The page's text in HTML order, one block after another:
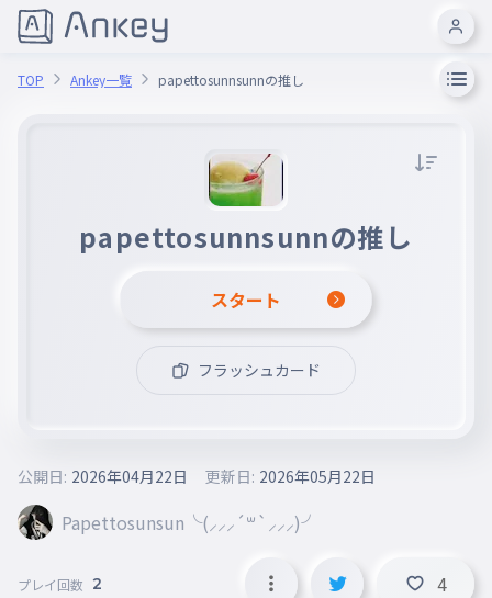
TOP Ankey一覧 papettosunnsunnの推し
papettosunnsunnの推し
スタート
フラッシュカード
Papettosunsun╰(⸝⸝⸝´꒳`⸝⸝⸝)╯
公開日: 2026年04月22日 更新日: 2026年05月22日
プレイ回数 2 4